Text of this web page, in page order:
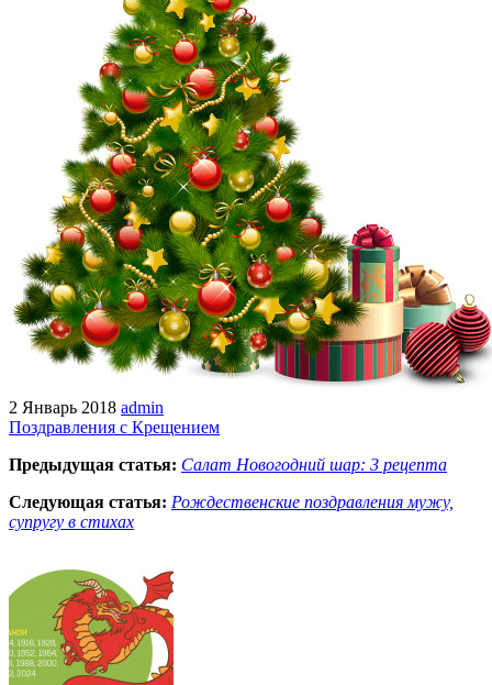
2 Январь 2018 admin
Поздравления с Крещением
Предыдущая статья: Салат Новогодний шар: 3 рецепта
Следующая статья: Рождественские поздравления мужу,
супругу в стихах